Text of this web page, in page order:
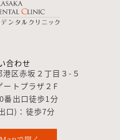
合わせ
区赤坂２丁目３-５
ートプラザ２F
番出口徒歩1分
口)：徒歩7分